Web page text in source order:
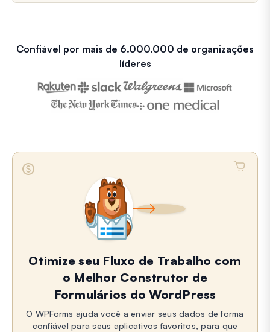
Confiável por mais de 6.000.000 de organizações
líderes
Otimize seu Fluxo de Trabalho com
o Melhor Construtor de
Formulários do WordPress
O WPForms ajuda você a enviar seus dados de forma
confiável para seus aplicativos favoritos, para que